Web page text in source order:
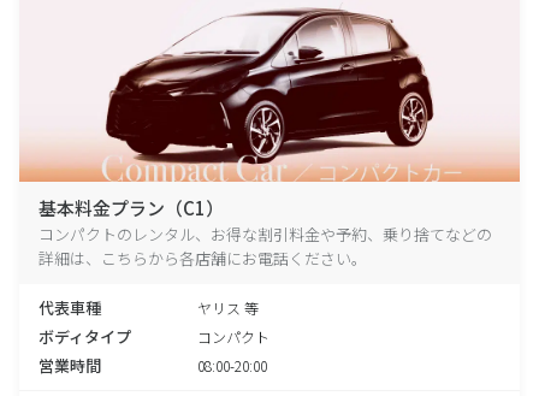
基本料金プラン（C1）
コンパクトのレンタル、お得な割引料金や予約、乗り捨てなどの
詳細は、こちらから各店舗にお電話ください。
代表車種 ヤリス 等
ボディタイプ コンパクト
営業時間 08:00-20:00